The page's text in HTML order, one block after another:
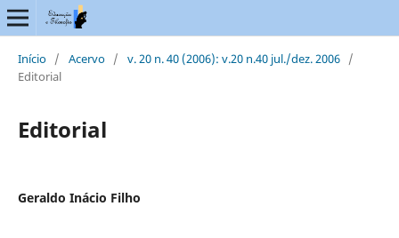
Início / Acervo / v. 20 n. 40 (2006): v.20 n.40 jul./dez. 2006 /
Editorial
Editorial
Geraldo Inácio Filho